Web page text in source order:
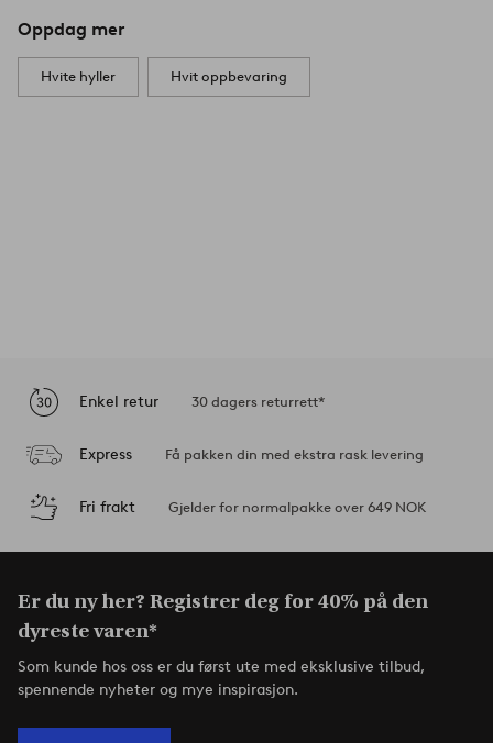
Oppdag mer
Hvite hyller Hvit oppbevaring
Enkel retur 30 dagers returrett*
Express Få pakken din med ekstra rask levering
Fri frakt Gjelder for normalpakke over 649 NOK
Er du ny her? Registrer deg for 40% på den
dyreste varen*
Som kunde hos oss er du først ute med eksklusive tilbud,
spennende nyheter og mye inspirasjon.